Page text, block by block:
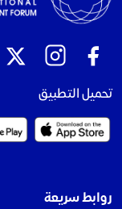
تحميل التطبيق
روابط سريعة